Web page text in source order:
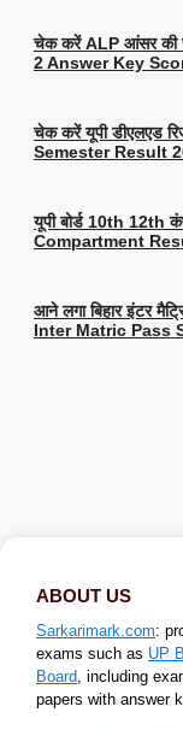
चेक करें ALP आंसर की
2 Answer Key
चेक करें यूपी डीएलएड
Semester Result
यूपी बोर्ड 10th 12th
Compartment
आने लगा बिहार इंटर
Inter Matric Pass
ABOUT US
Sarkarimark.com:
exams such as UP
Board , including
papers with answer